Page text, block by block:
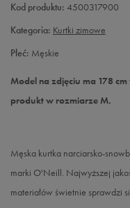
XL Powiadom o
Kod produktu: 4500317900
Kategoria: Kurtki zimowe
Płeć: Męskie
Model na zdjęciu ma 178
produkt w rozmiarze M.
Męska kurtka narciarsko-
marki O'Neill. Najwyższej
materiałów świetnie sprawdzi